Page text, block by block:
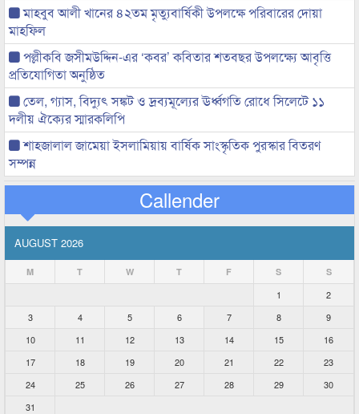
মাহবুব আলী খানের ৪২তম মৃত্যুবার্ষিকী উপলক্ষে পরিবারের দোয়া
মাহফিল
পল্লীকবি জসীমউদ্দিন-এর ‘কবর’ কবিতার শতবছর উপলক্ষ্যে আবৃত্তি
প্রতিযোগিতা অনুষ্ঠিত
তেল, গ্যাস, বিদ্যুৎ সঙ্কট ও দ্রব্যমূল্যের ঊর্ধ্বগতি রোধে সিলেটে ১১
দলীয় ঐক্যের স্মারকলিপি
শাহজালাল জামেয়া ইসলামিয়ায় বার্ষিক সাংস্কৃতিক পুরস্কার বিতরণ
সম্পন্ন
Callender
AUGUST 2026
M T W T F S S
1
2
3
4 5 6 7 8
9
10
11 12 13 14 15
16
17
18 19 20 21 22
23
24
25 26 27 28 29
30
31